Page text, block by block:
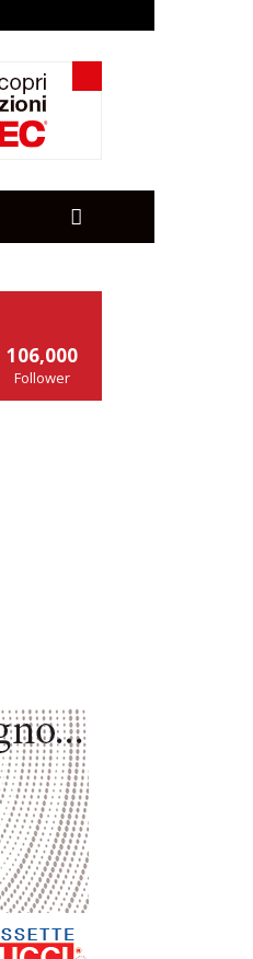
106,000
Follower